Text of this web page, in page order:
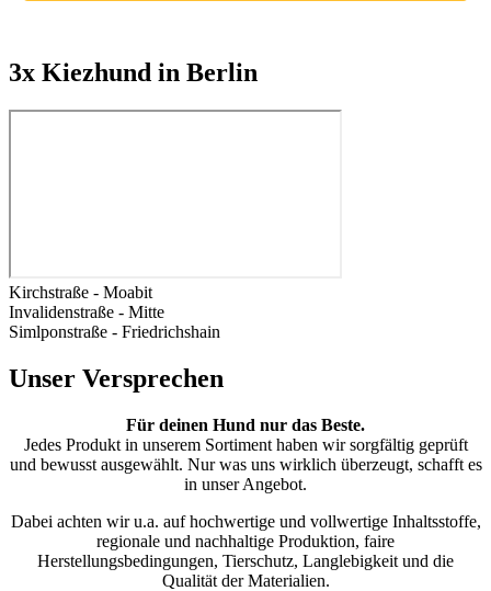
3x Kiezhund in Berlin
Kirchstraße - Moabit
Invalidenstraße - Mitte
Simlponstraße - Friedrichshain
Unser Versprechen
Für deinen Hund nur das Beste.
Jedes Produkt in unserem Sortiment haben wir sorgfältig geprüft
und bewusst ausgewählt. Nur was uns wirklich überzeugt, schafft es
in unser Angebot.
Dabei achten wir u.a. auf hochwertige und vollwertige Inhaltsstoffe,
regionale und nachhaltige Produktion, faire
Herstellungsbedingungen, Tierschutz, Langlebigkeit und die
Qualität der Materialien.